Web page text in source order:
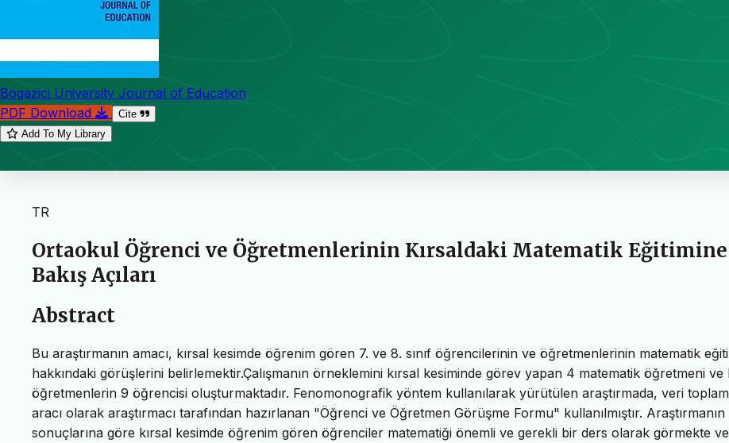
Bogazici University Journal of Education
PDF Download
Cite
Add To My Library
TR
Ortaokul Öğrenci ve Öğretmenlerinin Kırsaldaki Matematik Eğitimine
Bakış Açıları
Abstract
Bu araştırmanın amacı, kırsal kesimde öğrenim gören 7. ve 8. sınıf öğrencilerinin ve öğretmenlerinin matematik
hakkındaki görüşlerini belirlemektir.Çalışmanın örneklemini kırsal kesiminde görev yapan 4 matematik öğretmeni ve
öğretmenlerin 9 öğrencisi oluşturmaktadır. Fenomonografik yöntem kullanılarak yürütülen araştırmada, veri
aracı olarak araştırmacı tarafından hazırlanan "Öğrenci ve Öğretmen Görüşme Formu" kullanılmıştır. Araştırmanın
sonuçlarına göre kırsal kesimde öğrenim gören öğrenciler matematiği önemli ve gerekli bir ders olarak görmekte